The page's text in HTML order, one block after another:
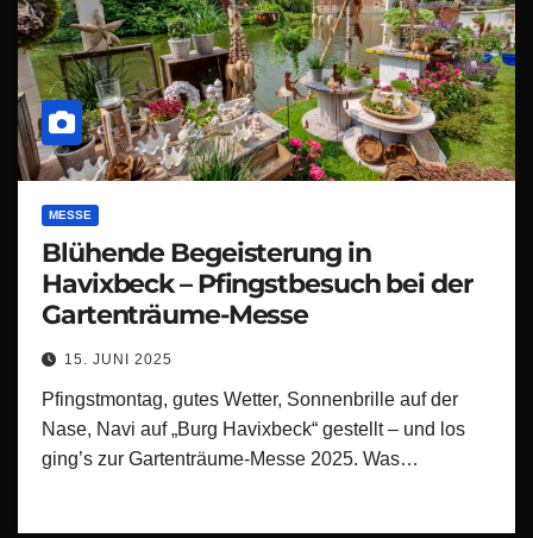
MESSE
Blühende Begeisterung in
Havixbeck – Pfingstbesuch bei der
Gartenträume-Messe
15. JUNI 2025
Pfingstmontag, gutes Wetter, Sonnenbrille auf der
Nase, Navi auf „Burg Havixbeck“ gestellt – und los
ging’s zur Gartenträume-Messe 2025. Was…